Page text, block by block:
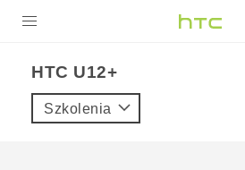
VIVE
HTC U12+‎
Szkolenia